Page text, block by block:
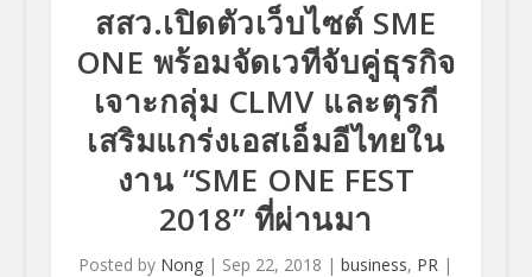
สสว.เปิดตัวเว็บไซต์ SME
ONE พร้อมจัดเวทีจับคู่ธุรกิจ
เจาะกลุ่ม CLMV และตุรกี
เสริมแกร่งเอสเอ็มอีไทยใน
งาน “SME ONE FEST
2018” ที่ผ่านมา
Posted by Nong | Sep 22, 2018 |business, PR |